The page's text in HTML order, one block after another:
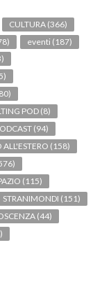
CULTURA (366)
eventi (187)
POD(8)
(94)
ALL'ESTERO (158)
(115)
STRANIMONDI (151)
(44)